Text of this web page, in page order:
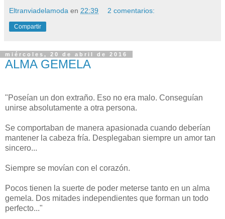
Eltranviadelamoda en 22:39 2 comentarios:
Compartir
miércoles, 20 de abril de 2016
ALMA GEMELA
"Poseían un don extraño. Eso no era malo. Conseguían
unirse absolutamente a otra persona.
Se comportaban de manera apasionada cuando deberían
mantener la cabeza fría. Desplegaban siempre un amor tan
sincero...
Siempre se movían con el corazón.
Pocos tienen la suerte de poder meterse tanto en un alma
gemela. Dos mitades independientes que forman un todo
perfecto..."